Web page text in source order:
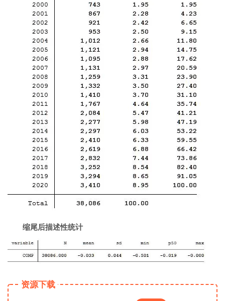
缩尾后描述性统计
资源下载